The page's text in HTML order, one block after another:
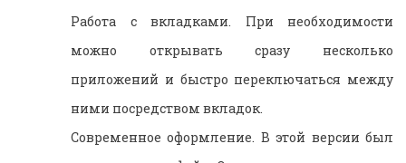
Работа с вкладками. При необходимости
можно открывать сразу несколько
приложений и быстро переключаться между
ними посредством вкладок.
Современное оформление. В этой версии был